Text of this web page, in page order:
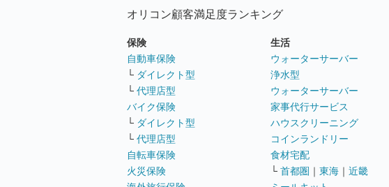
オリコン顧客満足度ランキング
保険
自動車保険
└ ダイレクト型
└ 代理店型
バイク保険
└ ダイレクト型
└ 代理店型
自転車保険
火災保険
生活
ウォーターサーバー
浄水型
ウォーターサーバー
家事代行サービス
ハウスクリーニング
コインランドリー
食材宅配
└ 首都圏 ｜ 東海 ｜ 近畿